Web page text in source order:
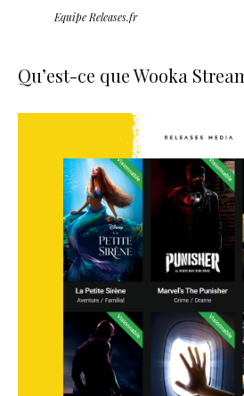
Equipe Releases.fr
Qu’est-ce que Wooka